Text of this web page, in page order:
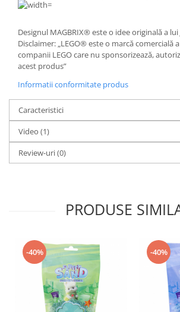
Designul MAGBRIX® este o idee originală a
Disclaimer: „LEGO® este o marcă comercială
companii LEGO care nu sponsorizează,
acest produs”
Informatii conformitate produs
Caracteristici
Video (1)
Review-uri(0)
PRODUSE
-40% -40%